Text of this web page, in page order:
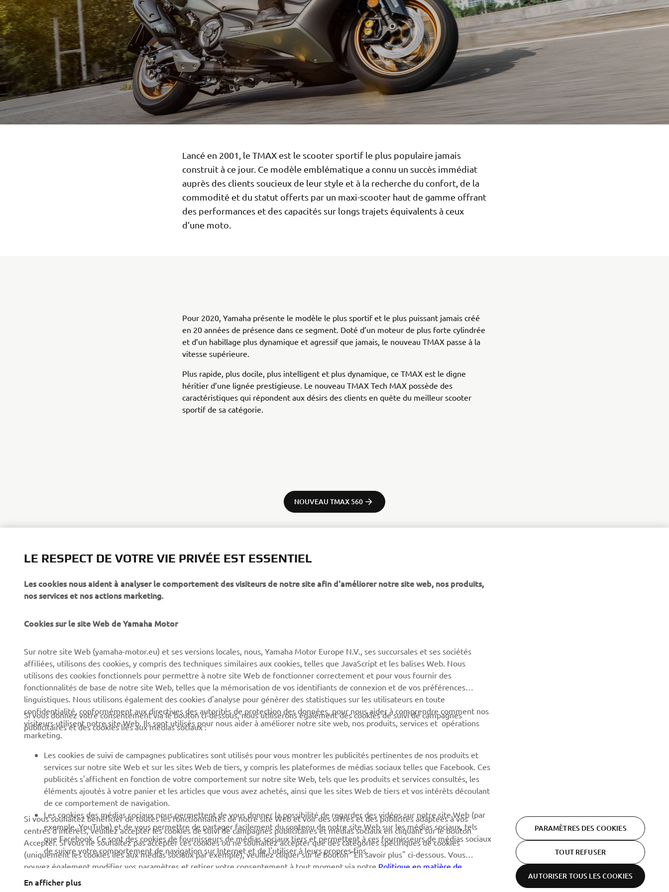
Lancé en 2001, le TMAX est le scooter sportif le plus populaire jamais
construit à ce jour. Ce modèle emblématique a connu un succès immédiat
auprès des clients soucieux de leur style et à la recherche du confort, de la
commodité et du statut offerts par un maxi-scooter haut de gamme offrant
des performances et des capacités sur longs trajets équivalents à ceux
d’une moto.
Pour 2020, Yamaha présente le modèle le plus sportif et le plus puissant jamais créé
en 20 années de présence dans ce segment. Doté d’un moteur de plus forte cylindrée
et d’un habillage plus dynamique et agressif que jamais, le nouveau TMAX passe à la
vitesse supérieure.
Plus rapide, plus docile, plus intelligent et plus dynamique, ce TMAX est le digne
héritier d’une lignée prestigieuse. Le nouveau TMAX Tech MAX possède des
caractéristiques qui répondent aux désirs des clients en quête du meilleur scooter
sportif de sa catégorie.
NOUVEAU TMAX 560
CORPORATE
Événements
Brochures
Travailler chez Yamaha
Devenir concessionnaire
Yamaha « Revs Your Heart
» : Et votre cœur bat plus
Politique de durabilité de
Politique en matière de
droits humains
Canal d'alerte
PROS & B2B
secours
Professionnels
Robotique
Systèmes pour VAE
Partenariats
Informations techniques
destinées aux revendeurs
Fiche de données de
sécurité Yamalube
PLUS YAMAHA
Yamaha Racing (en)
Yamaha Motor Global (en)
Application mobiles
SUPPORT
Catalogue de pièces
Information sur la gestion
des batteries usagées
NEWSLETTER
Lisez notre politique de confidentialité pour savoir comment
nous traitons vos données personnelles :
France (French)
Politique de
Mentions
LE RESPECT DE VOTRE VIE PRIVÉE EST ESSENTIEL
Les cookies nous aident à analyser le comportement des visiteurs de notre site afin d'améliorer notre site web, nos produits,
nos services et nos actions marketing.
Cookies sur le site Web de Yamaha Motor
Sur notre site Web (yamaha-motor.eu) et ses versions locales, nous, Yamaha Motor Europe N.V., ses succursales et ses sociétés
affiliées, utilisons des cookies, y compris des techniques similaires aux cookies, telles que JavaScript et les balises Web. Nous
utilisons des cookies fonctionnels pour permettre à notre site Web de fonctionner correctement et pour vous fournir des
fonctionnalités de base de notre site Web, telles que la mémorisation de vos identifiants de connexion et de vos préférences
linguistiques. Nous utilisons également des cookies d'analyse pour générer des statistiques sur les utilisateurs en toute
confidentialité, conformément aux directives des autorités de protection des données, pour nous aider à comprendre comment nos
visiteurs utilisent notre site Web. Ils sont utilisés pour nous aider à améliorer notre site web, nos produits, services et opérations
marketing.
Si vous donnez votre consentement via le bouton ci-dessous, nous utiliserons également des cookies de suivi de campagnes
publicitaires et des cookies liés aux médias sociaux :
Les cookies de suivi de campagnes publicatires sont utilisés pour vous montrer les publicités pertinentes de nos produits et
services sur notre site Web et sur les sites Web de tiers, y compris les plateformes de médias sociaux telles que Facebook. Ces
publicités s'affichent en fonction de votre comportement sur notre site Web, tels que les produits et services consultés, les
éléments ajoutés à votre panier et les articles que vous avez achetés, ainsi que les sites Web de tiers et vos intérêts découlant
de ce comportement de navigation.
Les cookies des médias sociaux nous permettent de vous donner la possibilité de regarder des vidéos sur notre site Web (par
exemple, YouTube) et de vous permettre de partager facilement du contenu de notre site Web sur les médias sociaux, tels
que Facebook. Ce sont des cookies de fournisseurs de médias sociaux tiers et permettent à ces fournisseurs de médias sociaux
de suivre votre comportement de navigation sur Internet et de l'utiliser à leurs propres fins.
Si vous souhaitez bénéficier de toutes les fonctionnalités de notre site Web et voir des offres et des publicités adaptées à vos
centres d'intérêts, veuillez accepter les cookies de suivi de campagnes publicitaires et médias sociaux en cliquant sur le bouton
Accepter. Si vous ne souhaitez pas accepter ces cookies ou ne souhaitez accepter que des catégories spécifiques de cookies
(uniquement les cookies liés aux médias sociaux par exemple), veuillez cliquer sur le bouton "En savoir plus" ci-dessous. Vous
pouvez également modifier vos paramètres et retirer votre consentement à tout moment via notre Politique en matière de
cookies . Veuillez lire cette politique sur les cookies pour en savoir plus sur les cookies que nous utilisons et comment nous les
En afficher plus
PARAMÈTRES DES COOKIES
TOUT REFUSER
AUTORISER TOUS LES COOKIES